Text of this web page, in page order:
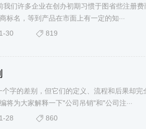
们许多企业在创办初期习惯于图省些注册费
名，等到产品在市面上有一定的知···
30 819
字的差别，但它们的定义、流程和后果却完
为大家解释一下"公司吊销"和"公司注···
28 860